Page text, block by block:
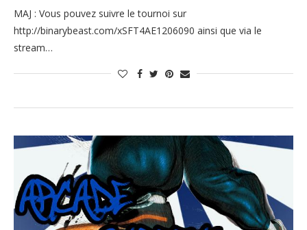
MAJ : Vous pouvez suivre le tournoi sur
http://binarybeast.com/xSFT4AE1206090 ainsi que via le
stream…